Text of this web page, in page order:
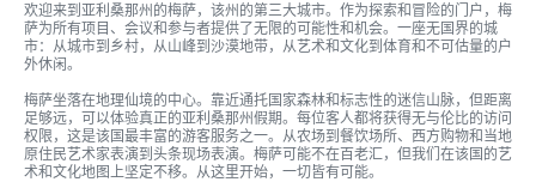
欢迎来到亚利桑那州的梅萨，该州的第三大城市。作为探索和冒险的门户，梅
萨为所有项目、会议和参与者提供了无限的可能性和机会。一座无国界的城
市：从城市到乡村，从山峰到沙漠地带，从艺术和文化到体育和不可估量的户
外休闲。
梅萨坐落在地理仙境的中心。靠近通托国家森林和标志性的迷信山脉，但距离
足够远，可以体验真正的亚利桑那州假期。每位客人都将获得无与伦比的访问
权限，这是该国最丰富的游客服务之一。从农场到餐饮场所、西方购物和当地
原住民艺术家表演到头条现场表演。梅萨可能不在百老汇，但我们在该国的艺
术和文化地图上坚定不移。从这里开始，一切皆有可能。